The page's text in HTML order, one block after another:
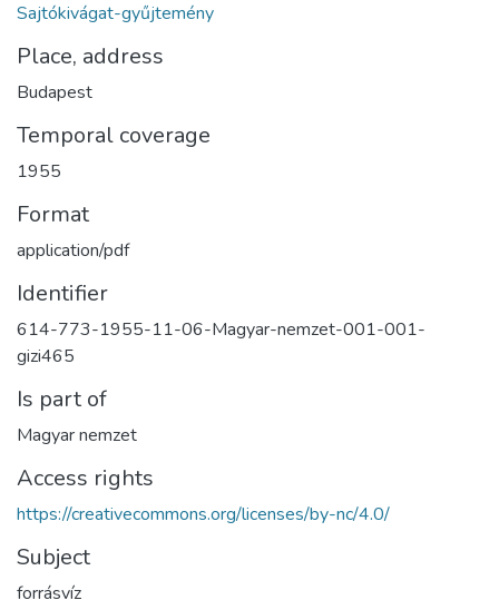
Sajtókivágat-gyűjtemény
Place, address
Budapest
Temporal coverage
1955
Format
application/pdf
Identifier
614-773-1955-11-06-Magyar-nemzet-001-001-
gizi465
Is part of
Magyar nemzet
Access rights
https://creativecommons.org/licenses/by-nc/4.0/
Subject
forrásvíz